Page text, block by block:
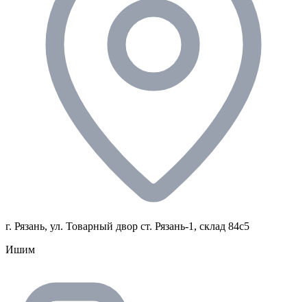
г. Рязань, ул. Товарный двор ст. Рязань-1, склад 84с5
Ишим